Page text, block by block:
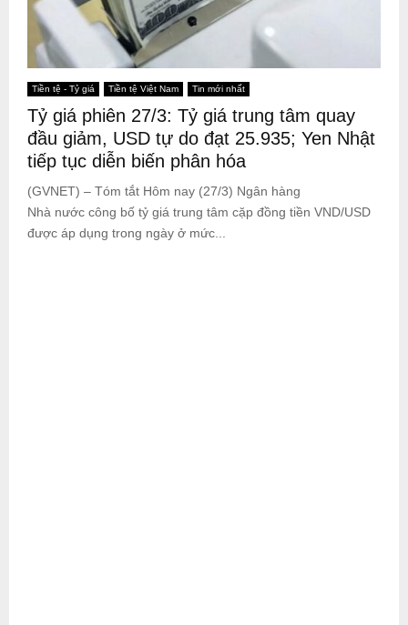
Tiền tệ - Tỷ giá Tiền tệ Việt Nam Tin mới nhất
Tỷ giá phiên 27/3: Tỷ giá trung tâm quay
đầu giảm, USD tự do đạt 25.935; Yen Nhật
tiếp tục diễn biến phân hóa
(GVNET) – Tóm tắt Hôm nay (27/3) Ngân hàng
Nhà nước công bố tỷ giá trung tâm cặp đồng tiền VND/USD
được áp dụng trong ngày ở mức...